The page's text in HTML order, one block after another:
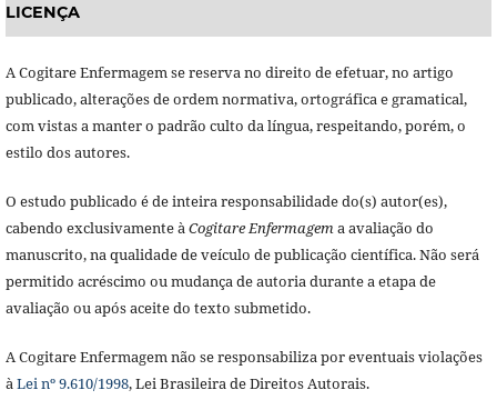
LICENÇA
A Cogitare Enfermagem se reserva no direito de efetuar, no artigo
publicado, alterações de ordem normativa, ortográfica e gramatical,
com vistas a manter o padrão culto da língua, respeitando, porém, o
estilo dos autores.
O estudo publicado é de inteira responsabilidade do(s) autor(es),
cabendo exclusivamente àCogitare Enfermagema avaliação do
manuscrito, na qualidade de veículo de publicação científica. Não será
permitido acréscimo ou mudança de autoria durante a etapa de
avaliação ou após aceite do texto submetido.
A Cogitare Enfermagem não se responsabiliza por eventuais violações
àLei nº 9.610/1998, Lei Brasileira de Direitos Autorais.